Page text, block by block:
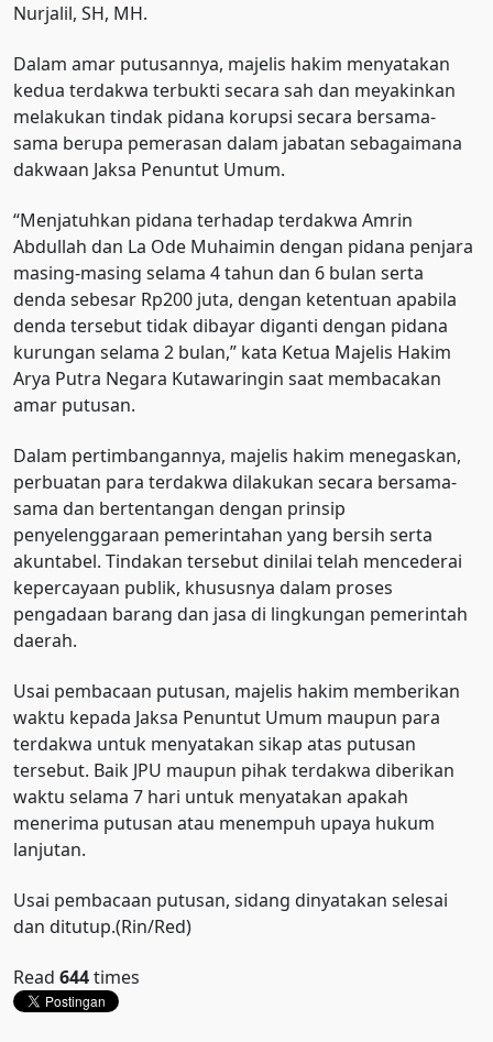
Nurjalil, SH, MH.
Dalam amar putusannya, majelis hakim menyatakan
kedua terdakwa terbukti secara sah dan meyakinkan
melakukan tindak pidana korupsi secara bersama-
sama berupa pemerasan dalam jabatan sebagaimana
dakwaan Jaksa Penuntut Umum.
“Menjatuhkan pidana terhadap terdakwa Amrin
Abdullah dan La Ode Muhaimin dengan pidana penjara
masing-masing selama 4 tahun dan 6 bulan serta
denda sebesar Rp200 juta, dengan ketentuan apabila
denda tersebut tidak dibayar diganti dengan pidana
kurungan selama 2 bulan,” kata Ketua Majelis Hakim
Arya Putra Negara Kutawaringin saat membacakan
amar putusan.
Dalam pertimbangannya, majelis hakim menegaskan,
perbuatan para terdakwa dilakukan secara bersama-
sama dan bertentangan dengan prinsip
penyelenggaraan pemerintahan yang bersih serta
akuntabel. Tindakan tersebut dinilai telah mencederai
kepercayaan publik, khususnya dalam proses
pengadaan barang dan jasa di lingkungan pemerintah
daerah.
Usai pembacaan putusan, majelis hakim memberikan
waktu kepada Jaksa Penuntut Umum maupun para
terdakwa untuk menyatakan sikap atas putusan
tersebut. Baik JPU maupun pihak terdakwa diberikan
waktu selama 7 hari untuk menyatakan apakah
menerima putusan atau menempuh upaya hukum
lanjutan.
Usai pembacaan putusan, sidang dinyatakan selesai
dan ditutup.(Rin/Red)
Read 644times